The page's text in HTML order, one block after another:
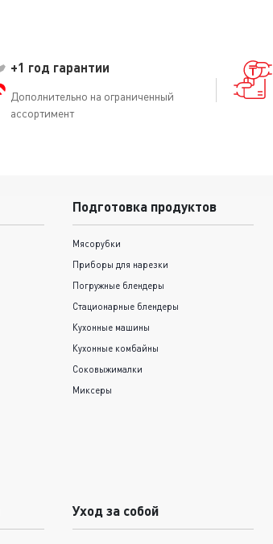
+1 год гарантии
Дополнительно на ограниченный
ассортимент
Подготовка продуктов
Мясорубки
Приборы для нарезки
Погружные блендеры
Стационарные блендеры
Кухонные машины
Кухонные комбайны
Соковыжималки
Миксеры
Уход за собой